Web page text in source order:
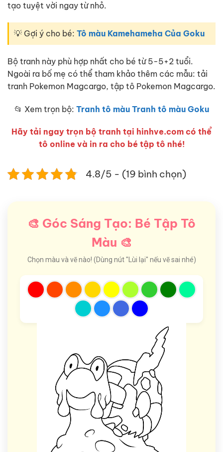
tạo tuyệt vời ngay từ nhỏ.
💡 Gợi ý cho bé: Tô màu Kamehameha Của Goku
Bộ tranh này phù hợp nhất cho bé từ 5-5+2 tuổi.
Ngoài ra bố mẹ có thể tham khảo thêm các mẫu: tải
tranh Pokemon Magcargo, tập tô Pokemon Magcargo.
📂 Xem trọn bộ: Tranh tô màu Tranh tô màu Goku
Hãy tải ngay trọn bộ tranh tại hinhve.com có thể
tô online và in ra cho bé tập tô nhé!
4.8/5 - (19 bình chọn)
🎨 Góc Sáng Tạo: Bé Tập Tô
Màu 🎨
Chọn màu và vẽ nào! (Dùng nút "Lùi lại" nếu vẽ sai nhé)